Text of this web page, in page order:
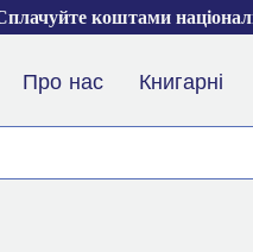
коштами
Про нас Книгарні